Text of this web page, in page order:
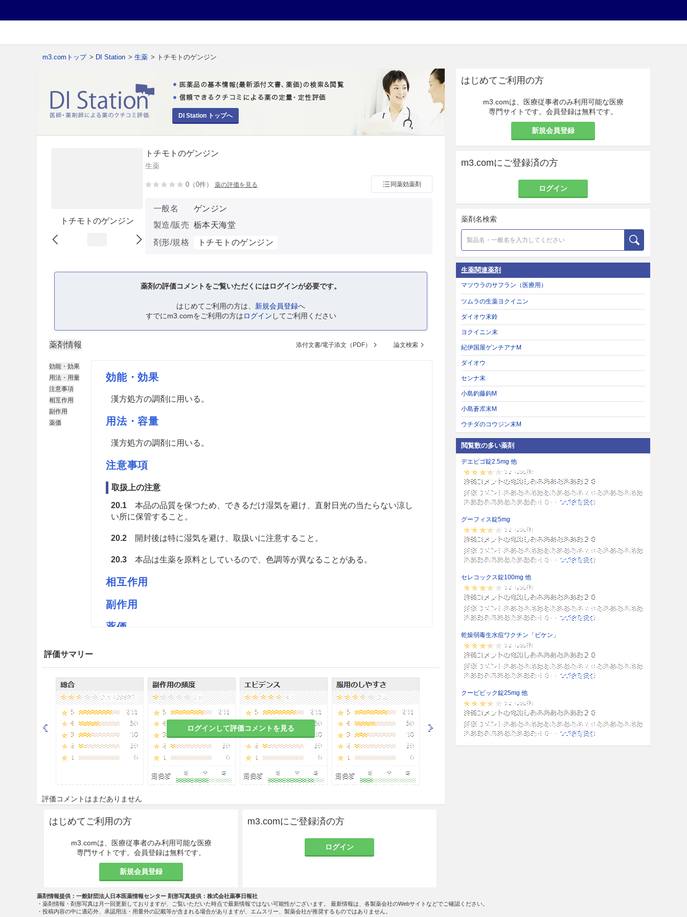
m3.comトップ > DI Station > 生薬 > トチモトのゲンジン
DI Station トップへ
トチモトのゲンジン
トチモトのゲンジン
生薬
0（0件） 薬の評価を見る 同薬効薬剤
一般名
ゲンジン
製造/販売 栃本天海堂
剤形/規格
トチモトのゲンジン
薬剤の評価コメントをご覧いただくにはログインが必要です。
はじめてご利用の方は、 新規会員登録へ
すでにm3.comをご利用の方はログイン してご利用ください
薬剤情報 添付文書/電子添文（PDF） 論文検索
効能・効果
用法・用量
注意事項
相互作用
副作用
薬価
効能・効果
漢方処方の調剤に用いる。
用法・容量
漢方処方の調剤に用いる。
注意事項
取扱上の注意
20.1本品の品質を保つため、できるだけ湿気を避け、直射日光の当たらない涼し
い所に保管すること。
20.2開封後は特に湿気を避け、取扱いに注意すること。
20.3本品は生薬を原料としているので、色調等が異なることがある。
相互作用
副作用
薬価
評価サマリー
ログインして評価コメントを見る
評価コメントはまだありません
はじめてご利用の方
m3.comは、医療従事者のみ利用可能な医療
専門サイトです。会員登録は無料です。
新規会員登録
m3.comにご登録済の方
ログイン
はじめてご利用の方
m3.comは、医療従事者のみ利用可能な医療
専門サイトです。会員登録は無料です。
新規会員登録
m3.comにご登録済の方
ログイン
薬剤名検索
生薬関連薬剤
マツウラのサフラン（医療用）
ツムラの生薬ヨクイニン
ダイオウ末鈴
ヨクイニン末
紀伊国屋ゲンチアナM
ダイオウ
センナ末
小島釣藤鈎M
小島蒼朮末M
ウチダのコウジン末M
閲覧数の多い薬剤
デエビゴ錠2.5mg 他
グーフィス錠5mg
セレコックス錠100mg 他
乾燥弱毒生水痘ワクチン「ビケン」
クービビック錠25mg 他
薬剤情報提供：一般財団法人日本医薬情報センター 剤形写真提供：株式会社薬事日報社
・薬剤情報・剤形写真は月一回更新しておりますが、ご覧いただいた時点で最新情報ではない可能性がございます。 最新情報は、各製薬会社のWebサイトなどでご確認ください。
・投稿内容の中に適応外、承認用法・用量外の記載等が含まれる場合がありますが、エムスリー、製薬会社が推奨するものではありません。